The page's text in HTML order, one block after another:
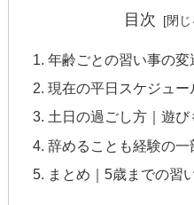
目次
年齢ごとの習い事の変
現在の平日スケジュー
土日の過ごし方｜遊び
辞めることも経験の一
まとめ｜5歳までの習